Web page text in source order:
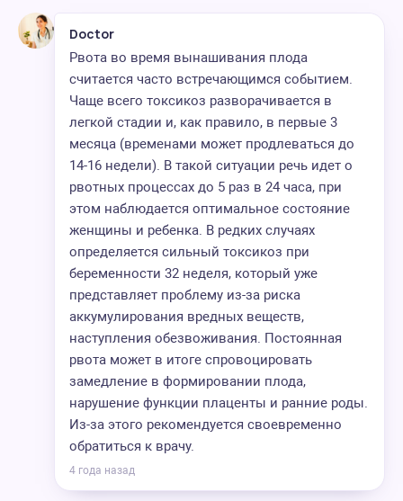
Doctor
Рвота во время вынашивания плода
считается часто встречающимся событием.
Чаще всего токсикоз разворачивается в
легкой стадии и, как правило, в первые 3
месяца (временами может продлеваться до
14-16 недели). В такой ситуации речь идет о
рвотных процессах до 5 раз в 24 часа, при
этом наблюдается оптимальное состояние
женщины и ребенка. В редких случаях
определяется сильный токсикоз при
беременности 32 неделя, который уже
представляет проблему из-за риска
аккумулирования вредных веществ,
наступления обезвоживания. Постоянная
рвота может в итоге спровоцировать
замедление в формировании плода,
нарушение функции плаценты и ранние роды.
Из-за этого рекомендуется своевременно
обратиться к врачу.
4 года назад